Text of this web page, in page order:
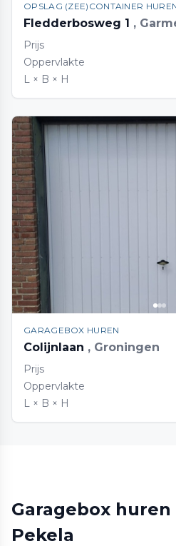
OPSLAG (ZEE)CONTAINER
Fledderbosweg 1 ,
Prijs
Oppervlakte
L × B × H
GARAGEBOX HUREN
Colijnlaan , Groningen
Prijs
Oppervlakte
L × B × H
Garagebox huren
Pekela